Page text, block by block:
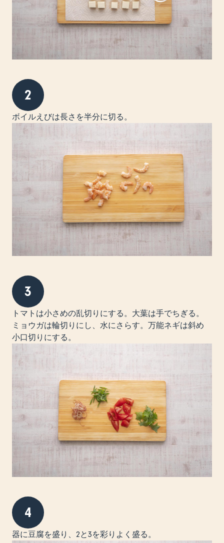
2
ボイルえびは長さを半分に切る。
3
トマトは小さめの乱切りにする。大葉は手でちぎる。
ミョウガは輪切りにし、水にさらす。万能ネギは斜め
小口切りにする。
4
器に豆腐を盛り、2と3を彩りよく盛る。